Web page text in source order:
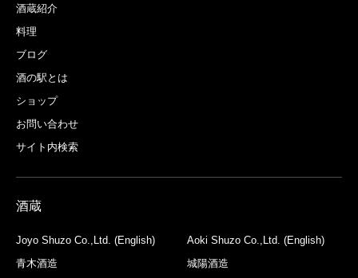
酒蔵紹介
料理
ブログ
酒の駅とは
ショップ
お問い合わせ
サイト内検索
酒蔵
Joyo Shuzo Co.,Ltd. (English)
Aoki Shuzo Co.,Ltd. (English)
青木酒造
城陽酒造